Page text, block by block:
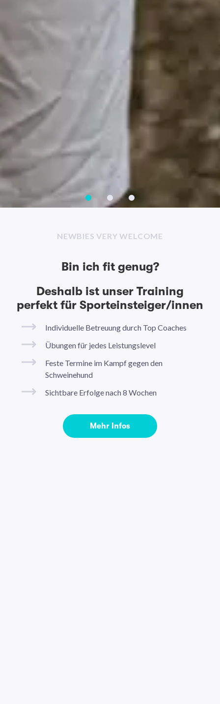
NEWBIES VERY WELCOME
Bin ich fit genug?
Deshalb ist unser Training
perfekt für Sporteinsteiger/innen
Individuelle Betreuung durch Top Coaches
Übungen für jedes Leistungslevel
Feste Termine im Kampf gegen den
Schweinehund
Sichtbare Erfolge nach 8 Wochen
Mehr Infos